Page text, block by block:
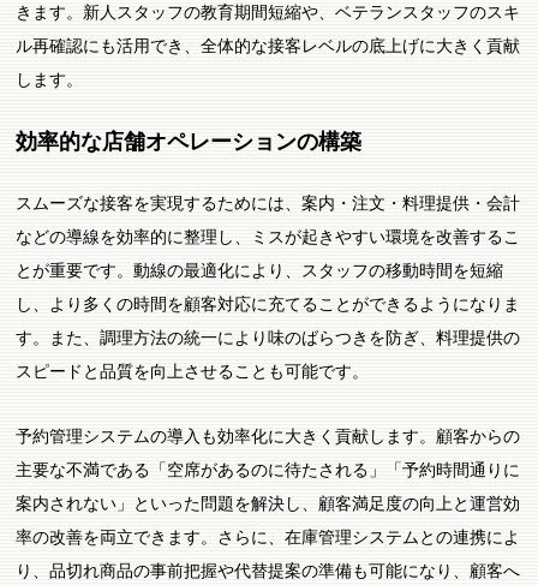
きます。新人スタッフの教育期間短縮や、ベテランスタッフのスキ
ル再確認にも活用でき、全体的な接客レベルの底上げに大きく貢献
します。
効率的な店舗オペレーションの構築
スムーズな接客を実現するためには、案内・注文・料理提供・会計
などの導線を効率的に整理し、ミスが起きやすい環境を改善するこ
とが重要です。動線の最適化により、スタッフの移動時間を短縮
し、より多くの時間を顧客対応に充てることができるようになりま
す。また、調理方法の統一により味のばらつきを防ぎ、料理提供の
スピードと品質を向上させることも可能です。
予約管理システムの導入も効率化に大きく貢献します。顧客からの
主要な不満である「空席があるのに待たされる」「予約時間通りに
案内されない」といった問題を解決し、顧客満足度の向上と運営効
率の改善を両立できます。さらに、在庫管理システムとの連携によ
り、品切れ商品の事前把握や代替提案の準備も可能になり、顧客へ